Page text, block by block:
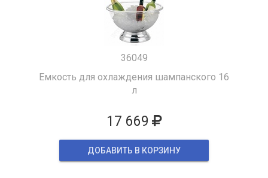
36049
Емкость для охлаждения шампанского 16
л
17 669
ДОБАВИТЬ В КОРЗИНУ